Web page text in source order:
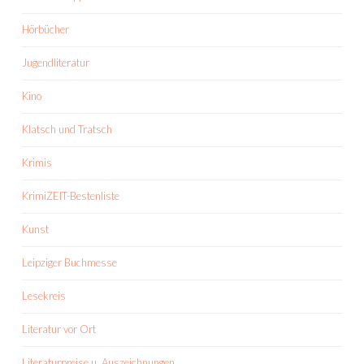
Hörbücher
Jugendliteratur
Kino
Klatsch und Tratsch
Krimis
KrimiZEIT-Bestenliste
Kunst
Leipziger Buchmesse
Lesekreis
Literatur vor Ort